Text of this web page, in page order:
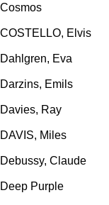
Cosmos
COSTELLO, Elvis
Dahlgren, Eva
Darzins, Emils
Davies, Ray
DAVIS, Miles
Debussy, Claude
Deep Purple